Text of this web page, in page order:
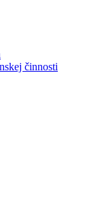
činnosti